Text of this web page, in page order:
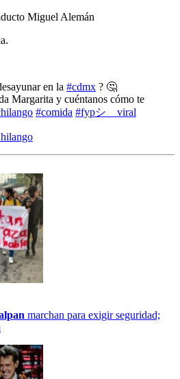
Miguel Alemán
en la #cdmx ? 🤔
Margarita y cuéntanos cómo te
#comida #fypシ゚viral
marchan para exigir seguridad;